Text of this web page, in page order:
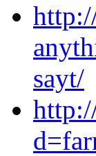
sayt/